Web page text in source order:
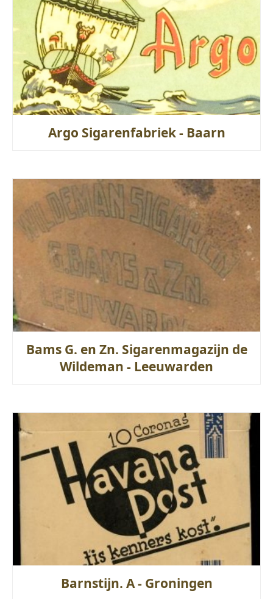
Argo Sigarenfabriek - Baarn
Bams G. en Zn. Sigarenmagazijn de
Wildeman - Leeuwarden
Barnstijn. A - Groningen